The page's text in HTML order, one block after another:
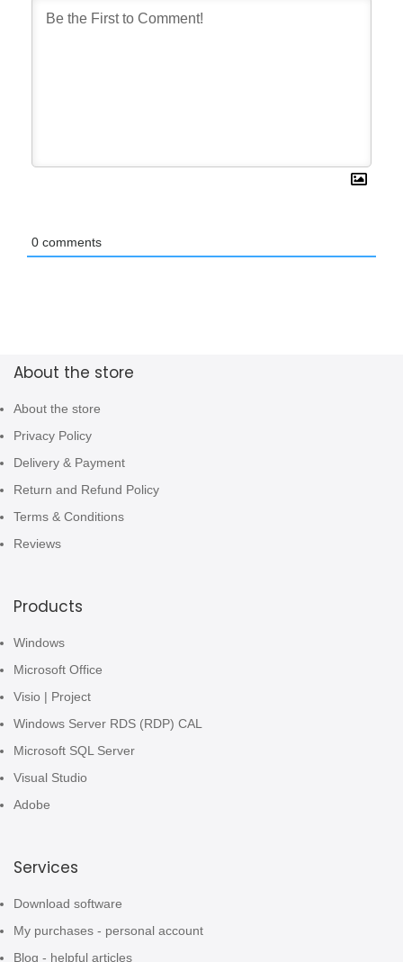
0 comments
About the store
About the store
Privacy Policy
Delivery & Payment
Return and Refund Policy
Terms & Conditions
Reviews
Products
Windows
Microsoft Office
Visio | Project
Windows Server RDS (RDP) CAL
Microsoft SQL Server
Visual Studio
Adobe
Services
Download software
My purchases - personal account
Blog - helpful articles